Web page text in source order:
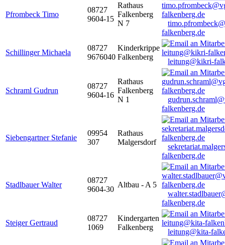
Pfrombeck Timo
08727
9604-15
Rathaus
Falkenberg
N 7
falkenberg.de
Schillinger Michaela
08727
9676040
Kinderkrippe
Falkenberg
leitung@kikri-
Schraml Gudrun
08727
9604-16
Rathaus
Falkenberg
N 1
falkenberg.de
Siebengartner Stefanie
09954
307
Rathaus
Malgersdorf
falkenberg.de
Stadlbauer Walter
08727
9604-30
Altbau - A 5
falkenberg.de
Steiger Gertraud
08727
1069
Kindergarten
Falkenberg
leitung@kita-